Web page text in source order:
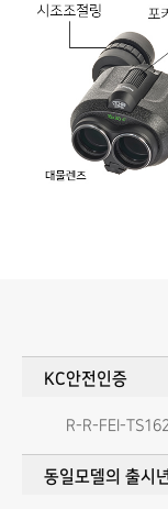
KC안전인증
R-R-FEI-
동일모델의 출시